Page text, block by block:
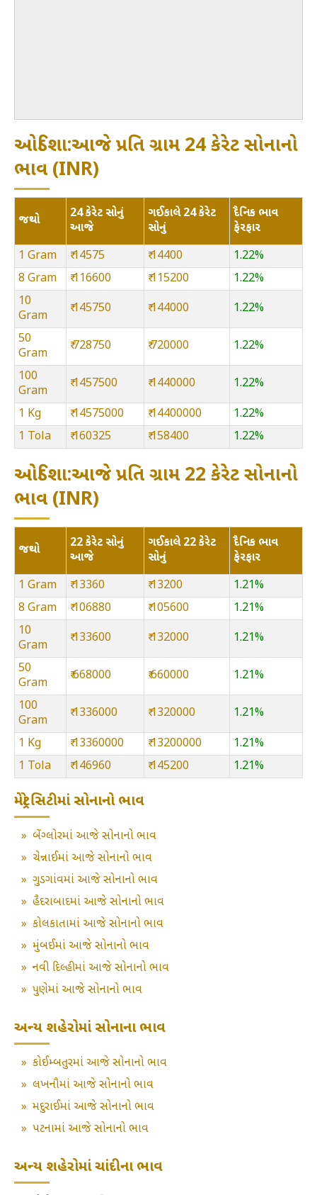
ઓડિશા:આજે પ્રતિ ગ્રામ 24 કેરેટ સોનાનો
ભાવ (INR)
જથ્થો
24 કેરેટ સોનું
આજે
ગઈકાલે 24 કેરેટ
સોનું
દૈનિક ભાવ
ફેરફાર
1 Gram
₹ 14575 ₹ 14400
1.22%
8 Gram
₹ 116600 ₹ 115200
1.22%
10
Gram
₹ 145750 ₹ 144000 1.22%
50
Gram
₹ 728750 ₹ 720000 1.22%
100
Gram
₹ 1457500 ₹ 1440000 1.22%
1 Kg ₹ 14575000 ₹ 14400000
1.22%
1 Tola
₹ 160325 ₹ 158400 1.22%
ઓડિશા:આજે પ્રતિ ગ્રામ 22 કેરેટ સોનાનો
ભાવ (INR)
જથ્થો
22 કેરેટ સોનું
આજે
ગઈકાલે 22 કેરેટ
સોનું
દૈનિક ભાવ
ફેરફાર
1 Gram
₹ 13360 ₹ 13200
1.21%
8 Gram
₹ 106880 ₹ 105600
1.21%
10
Gram
₹ 133600 ₹ 132000 1.21%
50
Gram
₹ 668000 ₹ 660000 1.21%
100
Gram
₹ 1336000 ₹ 1320000 1.21%
1 Kg ₹ 13360000 ₹ 13200000
1.21%
1 Tola
₹ 146960 ₹ 145200 1.21%
મેટ્રો સિટીમાં સોનાનો ભાવ
» બેંગ્લોરમાં આજે સોનાનો ભાવ
» ચેન્નાઈમાં આજે સોનાનો ભાવ
» ગુડગાંવમાં આજે સોનાનો ભાવ
» હૈદરાબાદમાં આજે સોનાનો ભાવ
» કોલકાતામાં આજે સોનાનો ભાવ
» મુંબઈમાં આજે સોનાનો ભાવ
» નવી દિલ્હીમાં આજે સોનાનો ભાવ
» પુણેમાં આજે સોનાનો ભાવ
અન્ય શહેરોમાં સોનાના ભાવ
» કોઈમ્બતુરમાં આજે સોનાનો ભાવ
» લખનૌમાં આજે સોનાનો ભાવ
» મદુરાઈમાં આજે સોનાનો ભાવ
» પટનામાં આજે સોનાનો ભાવ
અન્ય શહેરોમાં ચાંદીના ભાવ